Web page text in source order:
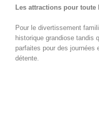
Les attractions pour toute
Pour le divertissement
historique grandiose tandis
parfaites pour des journées
détente.